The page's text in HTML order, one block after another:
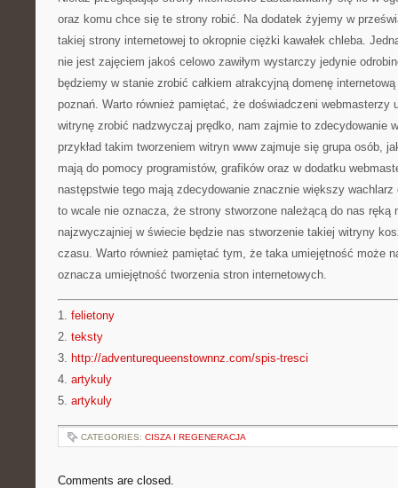
oraz komu chce się te strony robić. Na dodatek żyjemy w
takiej strony internetowej to okropnie ciężki kawałek chleba.
nie jest zajęciem jakoś celowo zawiłym wystarczy jedynie
będziemy w stanie zrobić całkiem atrakcyjną domenę
poznań. Warto również pamiętać, że doświadczeni webmasterzy
witrynę zrobić nadzwyczaj prędko, nam zajmie to zdecydowanie
przykład takim tworzeniem witryn www zajmuje się grupa osób,
mają do pomocy programistów, grafików oraz w dodatku
następstwie tego mają zdecydowanie znacznie większy
to wcale nie oznacza, że strony stworzone należącą do nas ręką
najzwyczajniej w świecie będzie nas stworzenie takiej witryny
czasu. Warto również pamiętać tym, że taka umiejętność może
oznacza umiejętność tworzenia stron internetowych.
1. felietony
2. teksty
3. http://adventurequeenstownnz.com/spis-tresci
4. artykuly
5. artykuly
CATEGORIES: CISZA I REGENERACJA
Comments are closed.